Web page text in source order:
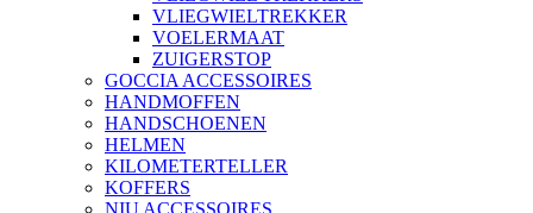
VLIEGWIELTREKKER
VOELERMAAT
ZUIGERSTOP
GOCCIA ACCESSOIRES
HANDMOFFEN
HANDSCHOENEN
HELMEN
KILOMETERTELLER
KOFFERS